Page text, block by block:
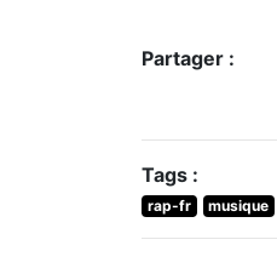
Partager :
Tags :
rap-fr musique